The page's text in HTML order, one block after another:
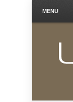
MENU